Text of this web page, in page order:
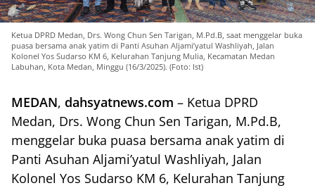
Ketua DPRD Medan, Drs. Wong Chun Sen Tarigan, M.Pd.B, saat menggelar buka
puasa bersama anak yatim di Panti Asuhan Aljami’yatul Washliyah, Jalan
Kolonel Yos Sudarso KM 6, Kelurahan Tanjung Mulia, Kecamatan Medan
Labuhan, Kota Medan, Minggu (16/3/2025). (Foto: Ist)
MEDAN, dahsyatnews.com – Ketua DPRD
Medan, Drs. Wong Chun Sen Tarigan, M.Pd.B,
menggelar buka puasa bersama anak yatim di
Panti Asuhan Aljami’yatul Washliyah, Jalan
Kolonel Yos Sudarso KM 6, Kelurahan Tanjung